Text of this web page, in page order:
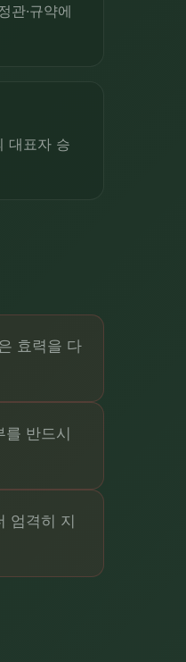
관·규약에
대표자 승
효력을 다
반드시
엄격히 지